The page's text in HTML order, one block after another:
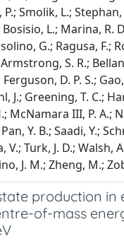
P.; Smolik, L.;
L.; Marina, R.
G.; Ragusa, F.;
S. R.;
D. P. S.; Gao,
J.; Greening, T. C.;
McNamara III, P. A.;
Y. B.; Saadi, Y.;
V.; Turk, J. D.; Walsh,
J. M.; Zheng, M.;
production in
of-mass